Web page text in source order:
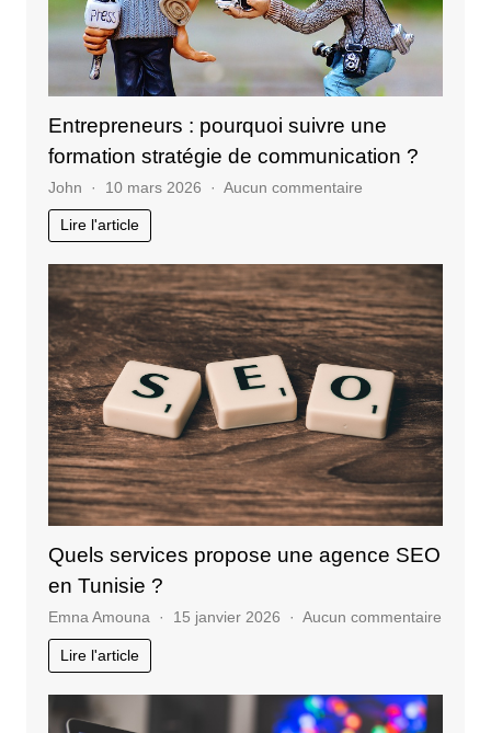
Entrepreneurs : pourquoi suivre une
formation stratégie de communication ?
John 10 mars 2026 Aucun commentairesur
pourquoi
suivre
une
formation
stratégie
de
communication
?
Lire l'article
Quels services propose une agence SEO
en Tunisie ?
Emna Amouna 15 janvier 2026 Aucun commentairesur
Lire l'article